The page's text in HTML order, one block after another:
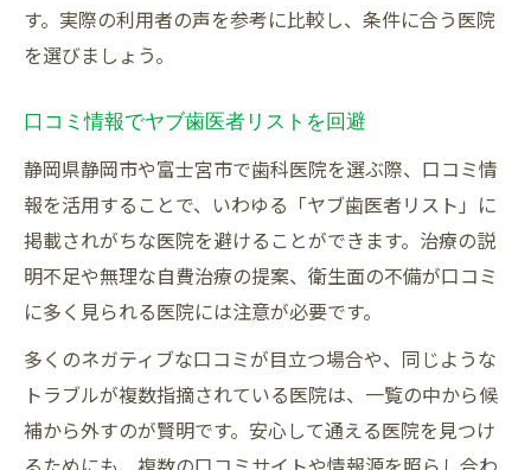
す。実際の利用者の声を参考に比較し、条件に合う医院
を選びましょう。
口コミ情報でヤブ歯医者リストを回避
静岡県静岡市や富士宮市で歯科医院を選ぶ際、口コミ情
報を活用することで、いわゆる「ヤブ歯医者リスト」に
掲載されがちな医院を避けることができます。治療の説
明不足や無理な自費治療の提案、衛生面の不備が口コミ
に多く見られる医院には注意が必要です。
多くのネガティブな口コミが目立つ場合や、同じような
トラブルが複数指摘されている医院は、一覧の中から候
補から外すのが賢明です。安心して通える医院を見つけ